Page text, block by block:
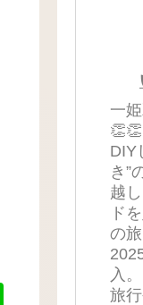
一
DIY
き”
越
ド
の
入。
旅